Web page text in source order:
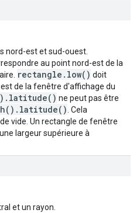
nord-est et sud-ouest.
au point nord-est de la
rectangle.low() doit
de la fenêtre d'affichage du
ne peut pas être
. Cela
vide. Un rectangle de fenêtre
largeur supérieure à
et un rayon.